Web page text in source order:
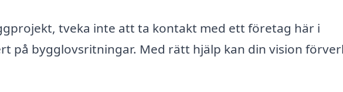
tveka inte att ta kontakt med ett företag här i
på bygglovsritningar. Med rätt hjälp kan din vision